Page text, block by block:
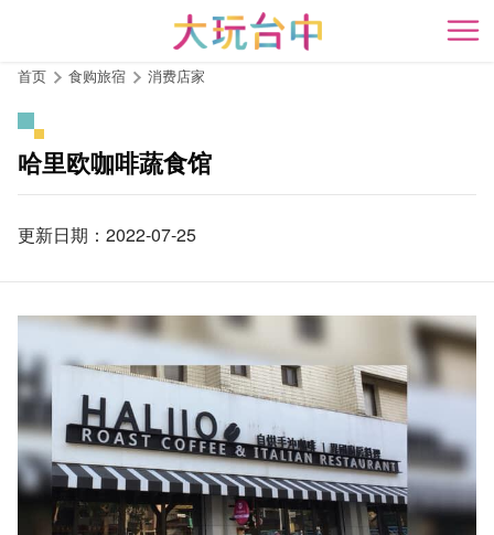
开
首页 食购旅宿 消费店家
哈里欧咖啡蔬食馆
更新日期：2022-07-25